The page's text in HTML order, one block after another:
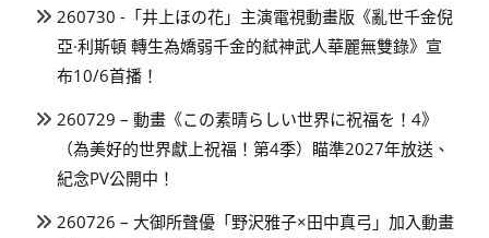
260730 -「井上ほの花」主演電視動畫版《亂世千金倪
亞·利斯頓 轉生為嬌弱千金的弒神武人華麗無雙錄》宣
布10/6首播！
260729 – 動畫《この素晴らしい世界に祝福を！4》
（為美好的世界獻上祝福！第4季）瞄準2027年放送、
紀念PV公開中！
260726 – 大御所聲優「野沢雅子×田中真弓」加入動畫